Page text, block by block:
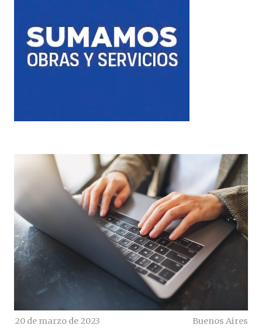
20 de marzo de 2023 Buenos Aires